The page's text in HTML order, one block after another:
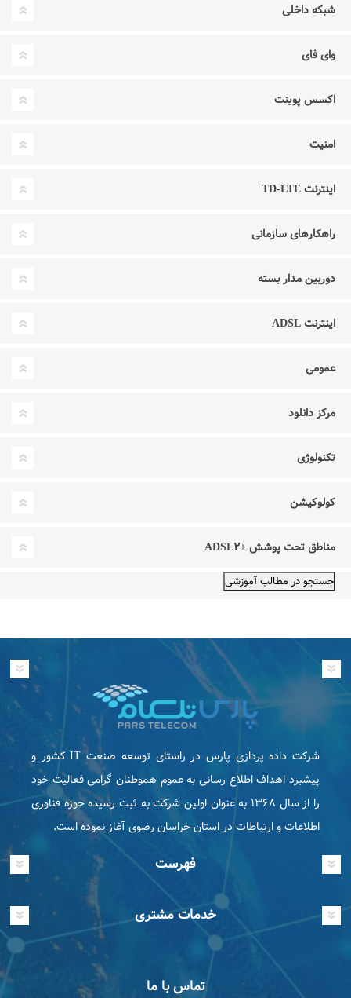
شبکه داخلی
وای فای
اکسس پوینت
امنیت
اینترنت TD-LTE
راهکارهای سازمانی
دوربین مدار بسته
اینترنت ADSL
عمومی
مرکز دانلود
تکنولوژی
کولوکیشن
مناطق تحت پوشش +ADSL۲
شرکت داده پردازی پارس در راستای توسعه صنعت IT كشور و
پیشبرد اهداف اطلاع رسانی به عموم هموطنان گرامی فعاليت خود
را از سال ۱۳۶۸ به عنوان اولین شرکت به ثبت رسیده حوزه فناوری
اطلاعات و ارتباطات در استان خراسان رضوی آغاز نموده است.
فهرست
خدمات مشتری
تماس با ما